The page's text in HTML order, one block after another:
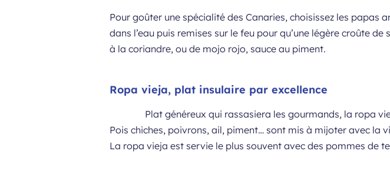
Pour goûter une spécialité des Canaries, choisissez les papas
dans l’eau puis remises sur le feu pour qu’une légère croûte
à la coriandre, ou de mojo rojo, sauce au piment.
Ropa vieja, plat insulaire par excellence
Plat généreux qui rassasiera les gourmands, la ropa
Pois chiches, poivrons, ail, piment… sont mis à mijoter avec la
La ropa vieja est servie le plus souvent avec des pommes de